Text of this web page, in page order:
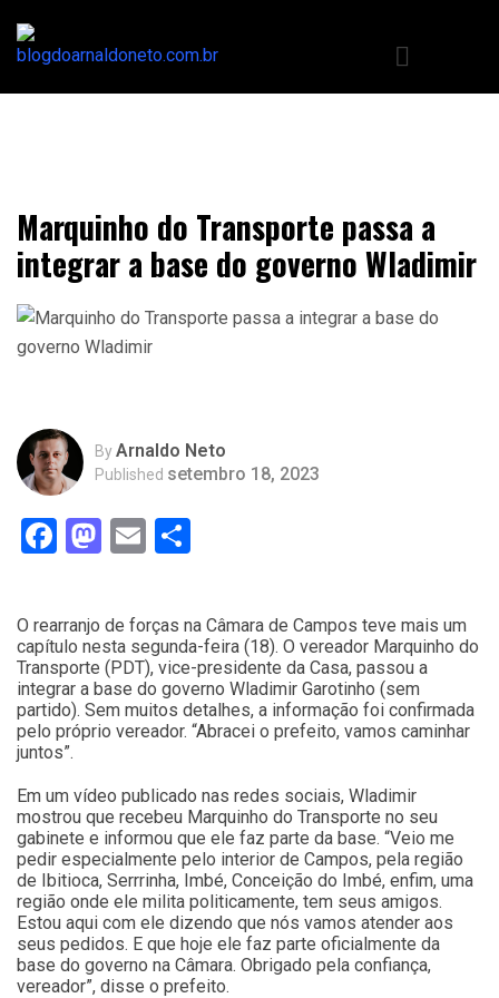
Marquinho do Transporte passa a
integrar a base do governo Wladimir
ByArnaldo Neto
Published setembro 18, 2023
Facebook
Mastodon
Email
O rearranjo de forças na Câmara de Campos teve mais um
capítulo nesta segunda-feira (18). O vereador Marquinho do
Transporte (PDT), vice-presidente da Casa, passou a
integrar a base do governo Wladimir Garotinho (sem
partido). Sem muitos detalhes, a informação foi confirmada
pelo próprio vereador. “Abracei o prefeito, vamos caminhar
juntos”.
Em um vídeo publicado nas redes sociais, Wladimir
mostrou que recebeu Marquinho do Transporte no seu
gabinete e informou que ele faz parte da base. “Veio me
pedir especialmente pelo interior de Campos, pela região
de Ibitioca, Serrrinha, Imbé, Conceição do Imbé, enfim, uma
região onde ele milita politicamente, tem seus amigos.
Estou aqui com ele dizendo que nós vamos atender aos
seus pedidos. E que hoje ele faz parte oficialmente da
base do governo na Câmara. Obrigado pela confiança,
vereador”, disse o prefeito.